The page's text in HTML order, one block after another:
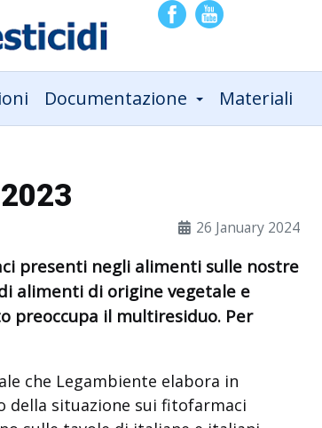
Documentazione Materiali
26 January 2024
presenti negli alimenti sulle nostre
alimenti di origine vegetale e
preoccupa il multiresiduo. Per
che Legambiente elabora in
della situazione sui fitofarmaci